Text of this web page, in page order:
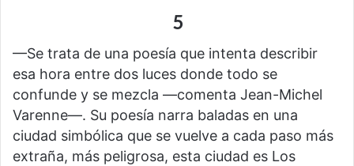
5
—Se trata de una poesía que intenta describir
esa hora entre dos luces donde todo se
confunde y se mezcla —comenta Jean-Michel
Varenne—. Su poesía narra baladas en una
ciudad simbólica que se vuelve a cada paso más
extraña, más peligrosa, esta ciudad es Los